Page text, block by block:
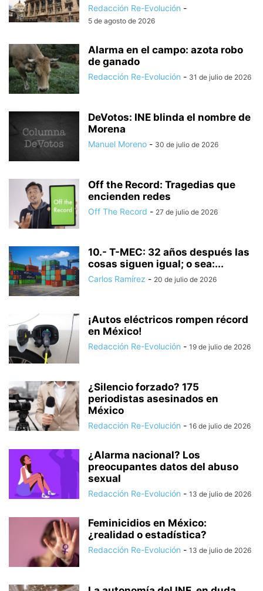
Redacción Re-Evolución -
5 de agosto de 2026
Alarma en el campo: azota robo
de ganado
Redacción Re-Evolución - 31 de julio de 2026
DeVotos: INE blinda el nombre de
Morena
Manuel Moreno - 30 de julio de 2026
Off the Record: Tragedias que
encienden redes
Off The Record - 27 de julio de 2026
10.- T-MEC: 32 años después las
cosas siguen igual; o sea:...
Carlos Ramírez - 20 de julio de 2026
¡Autos eléctricos rompen récord
en México!
Redacción Re-Evolución - 19 de julio de 2026
¿Silencio forzado? 175
periodistas asesinados en
México
Redacción Re-Evolución - 16 de julio de 2026
¿Alarma nacional? Los
preocupantes datos del abuso
sexual
Redacción Re-Evolución - 13 de julio de 2026
Feminicidios en México:
¿realidad o estadística?
Redacción Re-Evolución - 13 de julio de 2026